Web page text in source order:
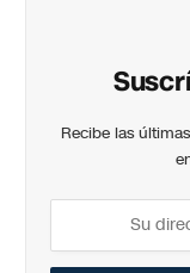
Recibe las